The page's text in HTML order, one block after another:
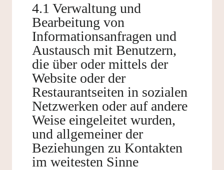
4.1 Verwaltung und
Bearbeitung von
Informationsanfragen und
Austausch mit Benutzern,
die über oder mittels der
Website oder der
Restaurantseiten in sozialen
Netzwerken oder auf andere
Weise eingeleitet wurden,
und allgemeiner der
Beziehungen zu Kontakten
im weitesten Sinne